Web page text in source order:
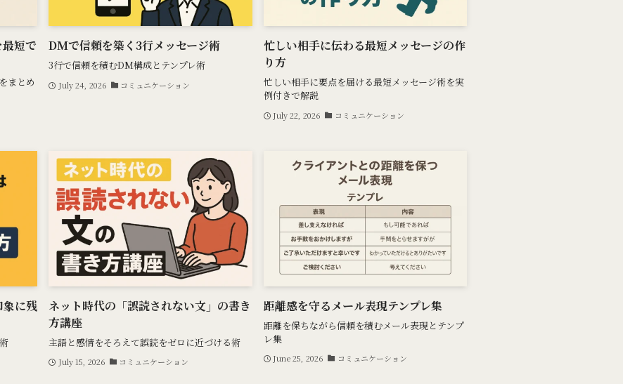
短で
まとめ
DMで信頼を築く3行メッセージ術
3行で信頼を積むDM構成とテンプレ術
July 24, 2026 コミュニケーション
忙しい相手に伝わる最短メッセージの作
り方
忙しい相手に要点を届ける最短メッセージ術を実
例付きで解説
July 22, 2026 コミュニケーション
象に残
ネット時代の「誤読されない文」の書き
方講座
主語と感情をそろえて誤読をゼロに近づける術
July 15, 2026 コミュニケーション
距離感を守るメール表現テンプレ集
距離を保ちながら信頼を積むメール表現とテンプ
レ集
June 25, 2026 コミュニケーション